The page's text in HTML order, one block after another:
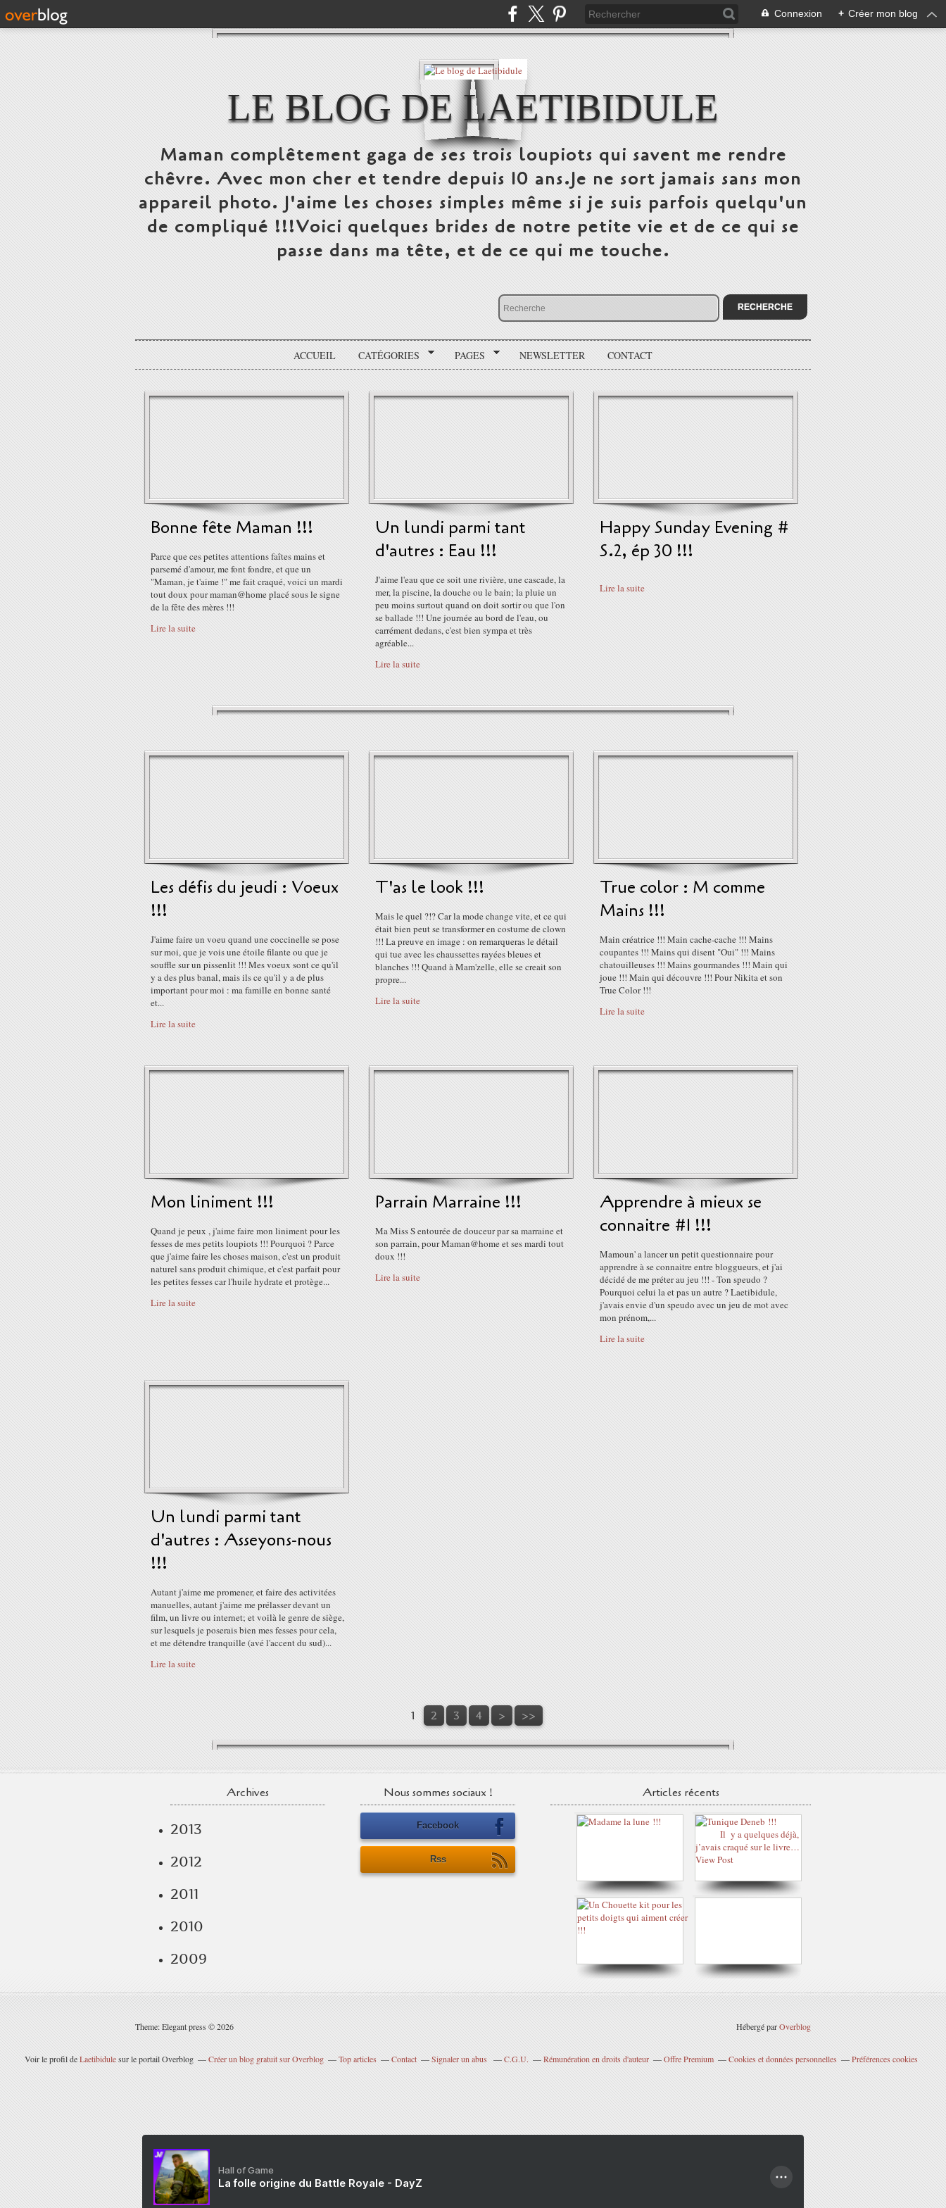
Connexion + Créer mon blog
LE BLOG DE LAETIBIDULE
Maman complêtement gaga de ses trois loupiots qui savent me rendre
chêvre. Avec mon cher et tendre depuis 10 ans.Je ne sort jamais sans mon
appareil photo. J'aime les choses simples même si je suis parfois quelqu'un
de compliqué !!!Voici quelques brides de notre petite vie et de ce qui se
passe dans ma tête, et de ce qui me touche.
ACCUEIL CATÉGORIES PAGES NEWSLETTER CONTACT
Bonne fête Maman !!!
Parce que ces petites attentions faîtes mains et
parsemé d'amour, me font fondre, et que un
"Maman, je t'aime !" me fait craqué, voici un mardi
tout doux pour maman@home placé sous le signe
de la fête des mères !!!
Lire la suite
Un lundi parmi tant
d'autres : Eau !!!
J'aime l'eau que ce soit une rivière, une cascade, la
mer, la piscine, la douche ou le bain; la pluie un
peu moins surtout quand on doit sortir ou que l'on
se ballade !!! Une journée au bord de l'eau, ou
carrément dedans, c'est bien sympa et très
agréable...
Lire la suite
Happy Sunday Evening #
S.2, ép 30 !!!
Lire la suite
Les défis du jeudi : Voeux
!!!
J'aime faire un voeu quand une coccinelle se pose
sur moi, que je vois une étoile filante ou que je
souffle sur un pissenlit !!! Mes voeux sont ce qu'il
y a des plus banal, mais ils ce qu'il y a de plus
important pour moi : ma famille en bonne santé
et...
Lire la suite
T'as le look !!!
Mais le quel ?!? Car la mode change vite, et ce qui
était bien peut se transformer en costume de clown
!!! La preuve en image : on remarqueras le détail
qui tue avec les chaussettes rayées bleues et
blanches !!! Quand à Mam'zelle, elle se creait son
propre...
Lire la suite
True color : M comme
Mains !!!
Main créatrice !!! Main cache-cache !!! Mains
coupantes !!! Mains qui disent "Oui" !!! Mains
chatouilleuses !!! Mains gourmandes !!! Main qui
joue !!! Main qui découvre !!! Pour Nikita et son
True Color !!!
Lire la suite
Mon liniment !!!
Quand je peux , j'aime faire mon liniment pour les
fesses de mes petits loupiots !!! Pourquoi ? Parce
que j'aime faire les choses maison, c'est un produit
naturel sans produit chimique, et c'est parfait pour
les petites fesses car l'huile hydrate et protège...
Lire la suite
Parrain Marraine !!!
Ma Miss S entourée de douceur par sa marraine et
son parrain, pour Maman@home et ses mardi tout
doux !!!
Lire la suite
Apprendre à mieux se
connaitre #1 !!!
Mamoun' a lancer un petit questionnaire pour
apprendre à se connaitre entre bloggueurs, et j'ai
décidé de me préter au jeu !!! - Ton speudo ?
Pourquoi celui la et pas un autre ? Laetibidule,
j'avais envie d'un speudo avec un jeu de mot avec
mon prénom,...
Lire la suite
Un lundi parmi tant
d'autres : Asseyons-nous
!!!
Autant j'aime me promener, et faire des activitées
manuelles, autant j'aime me prélasser devant un
film, un livre ou internet; et voilà le genre de siège,
sur lesquels je poserais bien mes fesses pour cela,
et me détendre tranquille (avé l'accent du sud)...
Lire la suite
1 2 3 4 > >>
Archives
2013
2012
2011
2010
2009
Nous sommes sociaux !
Facebook
Rss
Articles récents
Theme: Elegant press © 2026 Hébergé parOverblog
Voir le profil deLaetibidulesur le portail Overblog Créer un blog gratuit sur Overblog Top articles Contact Signaler un abus C.G.U. Rémunération en droits d'auteur Offre Premium Cookies et données personnelles Préférences cookies
Hall of Game
La folle origine du Battle Royale - DayZ